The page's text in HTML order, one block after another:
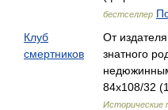
бестселлер
Клуб
смертников
От
знатного
84x108/32
Исторические